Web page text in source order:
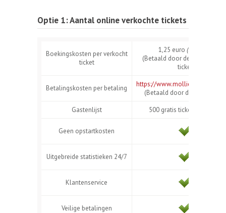
Optie 1: Aantal online verkochte tickets
Boekingskosten per verkocht
ticket
1,25 euro (incl. BTW)
(Betaald door de koper van
ticket)
Betalingskosten per betaling
https://www.mollie.com/be/
(Betaald door de
Gastenlijst
500 gratis tickets versturen
Geen opstartkosten
Uitgebreide statistieken 24/7
Klantenservice
Veilige betalingen